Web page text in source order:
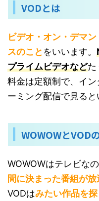
VODとは
ビデオ・オン・デマ
スのこと をいいます。
プライムビデオなどた
料金は定額制で、イ
ーミング配信で見ると
WOWOWとVOD
WOWOWはテレビな
間に決まった番組が放
VODはみたい作品を